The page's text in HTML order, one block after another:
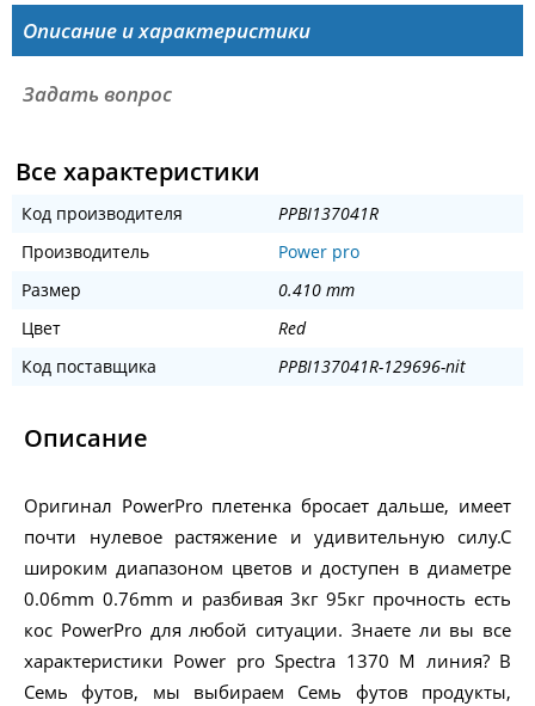
Описание и характеристики
Задать вопрос
Все характеристики
Код производителя
PPBI137041R
Производитель
Power pro
Размер
0.410 mm
Цвет
Red
Код поставщика
PPBI137041R-129696-nit
Описание
Оригинал PowerPro плетенка бросает дальше, имеет
почти нулевое растяжение и удивительную силу.С
широким диапазоном цветов и доступен в диаметре
0.06mm 0.76mm и разбивая 3кг 95кг прочность есть
кос PowerPro для любой ситуации. Знаете ли вы все
характеристики Power pro Spectra 1370 M линия? В
Семь футов, мы выбираем Семь футов продукты,